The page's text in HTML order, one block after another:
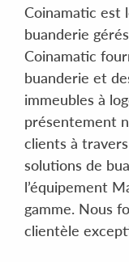
Coinamatic est
buanderie
Coinamatic
buanderie et
immeubles à
présentement
clients à
solutions de
l’équipement
gamme. Nous
clientèle